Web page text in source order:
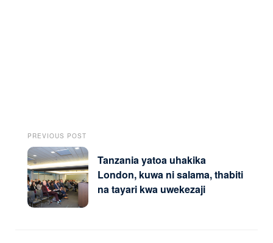
PREVIOUS POST
Tanzania yatoa uhakika
London, kuwa ni salama, thabiti
na tayari kwa uwekezaji